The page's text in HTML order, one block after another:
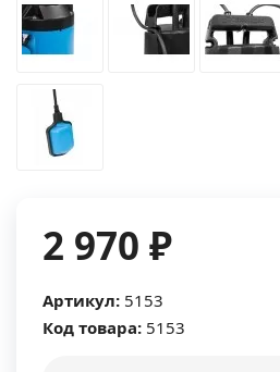
2 970 ₽
Артикул: 5153
Код товара: 5153